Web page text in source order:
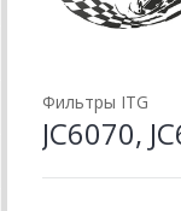
Фильтры ITG
JC6070,